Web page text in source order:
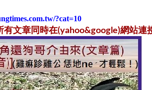
?cat=10
文章同時在(yahoo&google)網站連